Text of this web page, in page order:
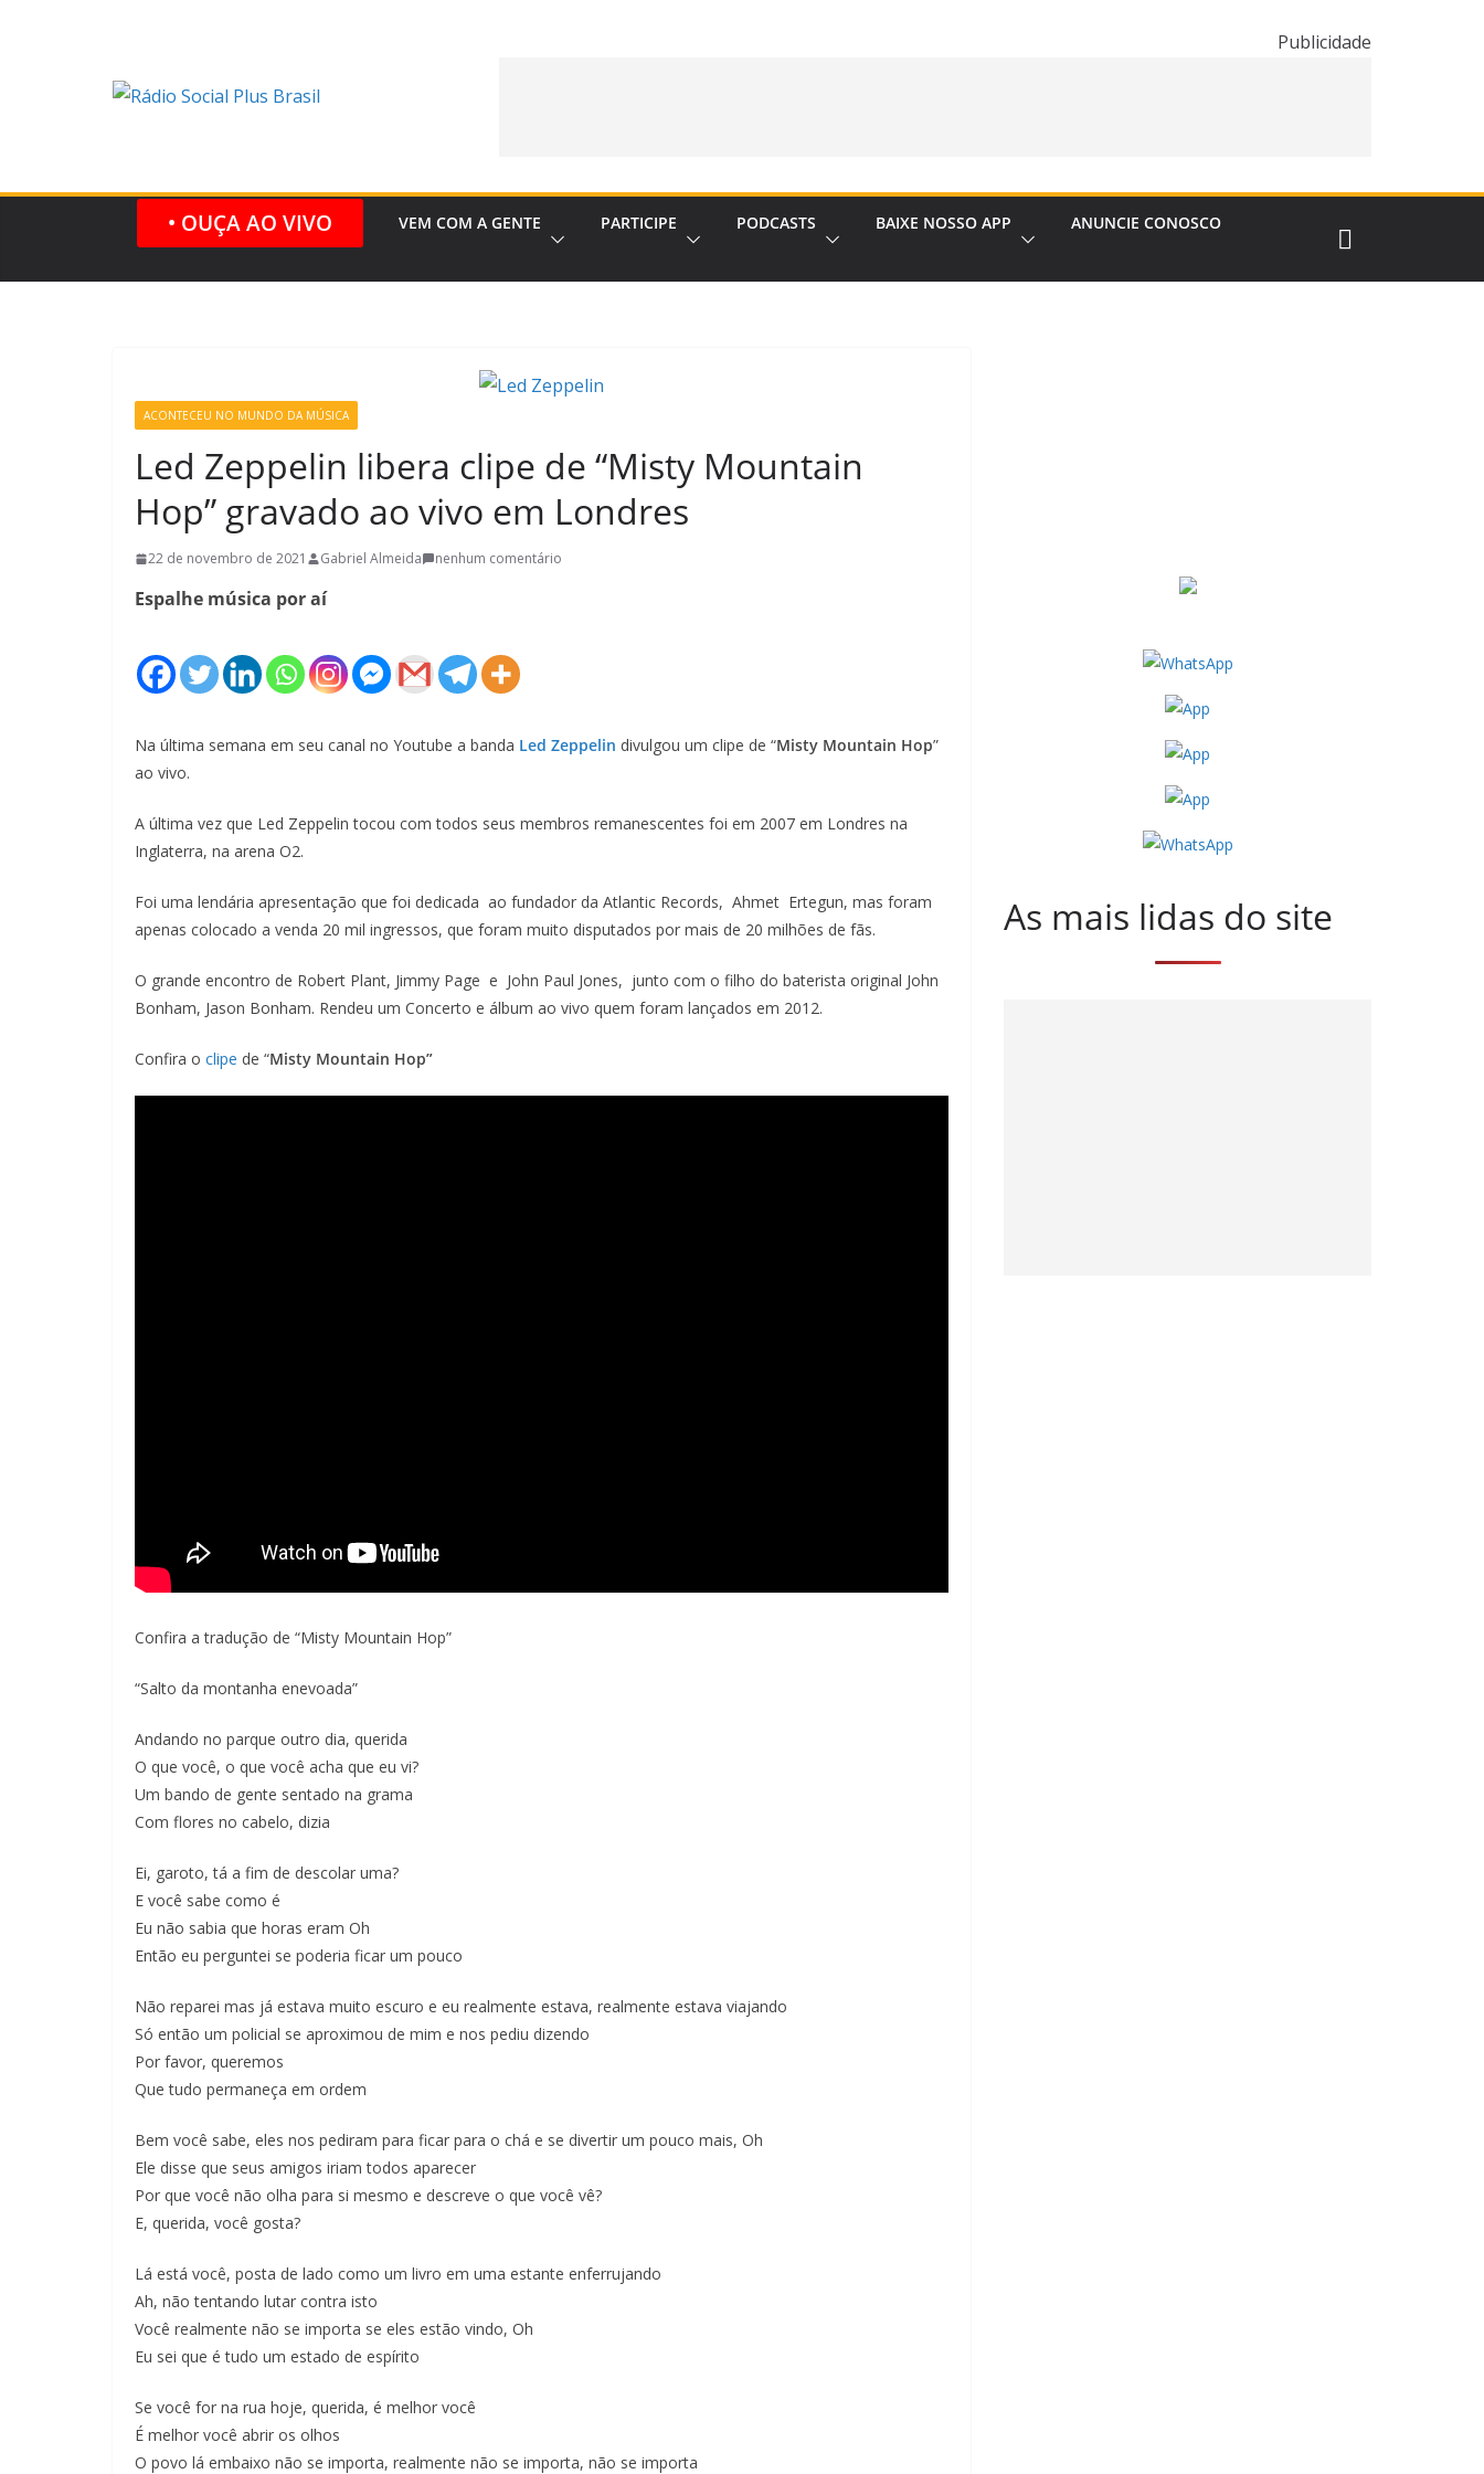
Publicidade
• OUÇA AO VIVO VEM COM A GENTE PARTICIPE PODCASTS BAIXE NOSSO APP ANUNCIE CONOSCO
ACONTECEU NO MUNDO DA MÚSICA
Led Zeppelin libera clipe de “Misty Mountain
Hop” gravado ao vivo em Londres
22 de novembro de 2021 Gabriel Almeida nenhum comentário
Espalhe música por aí
Na última semana em seu canal no Youtube a banda Led Zeppelin divulgou um clipe de “Misty Mountain Hop”
ao vivo.
A última vez que Led Zeppelin tocou com todos seus membros remanescentes foi em 2007 em Londres na
Inglaterra, na arena O2.
Foi uma lendária apresentação que foi dedicada ao fundador da Atlantic Records, Ahmet Ertegun, mas foram
apenas colocado a venda 20 mil ingressos, que foram muito disputados por mais de 20 milhões de fãs.
O grande encontro de Robert Plant, Jimmy Page e John Paul Jones, junto com o filho do baterista original John
Bonham, Jason Bonham. Rendeu um Concerto e álbum ao vivo quem foram lançados em 2012.
Confira o clipe de “Misty Mountain Hop”
Confira a tradução de “Misty Mountain Hop”
“Salto da montanha enevoada”
Andando no parque outro dia, querida
O que você, o que você acha que eu vi?
Um bando de gente sentado na grama
Com flores no cabelo, dizia
Ei, garoto, tá a fim de descolar uma?
E você sabe como é
Eu não sabia que horas eram Oh
Então eu perguntei se poderia ficar um pouco
Não reparei mas já estava muito escuro e eu realmente estava, realmente estava viajando
Só então um policial se aproximou de mim e nos pediu dizendo
Por favor, queremos
Que tudo permaneça em ordem
Bem você sabe, eles nos pediram para ficar para o chá e se divertir um pouco mais, Oh
Ele disse que seus amigos iriam todos aparecer
Por que você não olha para si mesmo e descreve o que você vê?
E, querida, você gosta?
Lá está você, posta de lado como um livro em uma estante enferrujando
Ah, não tentando lutar contra isto
Você realmente não se importa se eles estão vindo, Oh
Eu sei que é tudo um estado de espírito
Se você for na rua hoje, querida, é melhor você
É melhor você abrir os olhos
O povo lá embaixo não se importa, realmente não se importa, não se importa
As mais lidas do site